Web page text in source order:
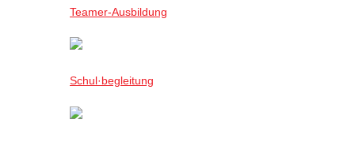
Teamer-Ausbildung
Schul·begleitung